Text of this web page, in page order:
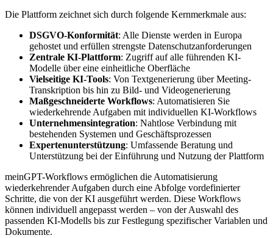
Die Plattform zeichnet sich durch folgende Kernmerkmale aus:
DSGVO-Konformität: Alle Dienste werden in Europa
gehostet und erfüllen strengste Datenschutzanforderungen
Zentrale KI-Plattform: Zugriff auf alle führenden KI-
Modelle über eine einheitliche Oberfläche
Vielseitige KI-Tools: Von Textgenerierung über Meeting-
Transkription bis hin zu Bild- und Videogenerierung
Maßgeschneiderte Workflows: Automatisieren Sie
wiederkehrende Aufgaben mit individuellen KI-Workflows
Unternehmensintegration: Nahtlose Verbindung mit
bestehenden Systemen und Geschäftsprozessen
Expertenunterstützung: Umfassende Beratung und
Unterstützung bei der Einführung und Nutzung der Plattform
meinGPT-Workflows ermöglichen die Automatisierung
wiederkehrender Aufgaben durch eine Abfolge vordefinierter
Schritte, die von der KI ausgeführt werden. Diese Workflows
können individuell angepasst werden – von der Auswahl des
passenden KI-Modells bis zur Festlegung spezifischer Variablen und
Dokumente.